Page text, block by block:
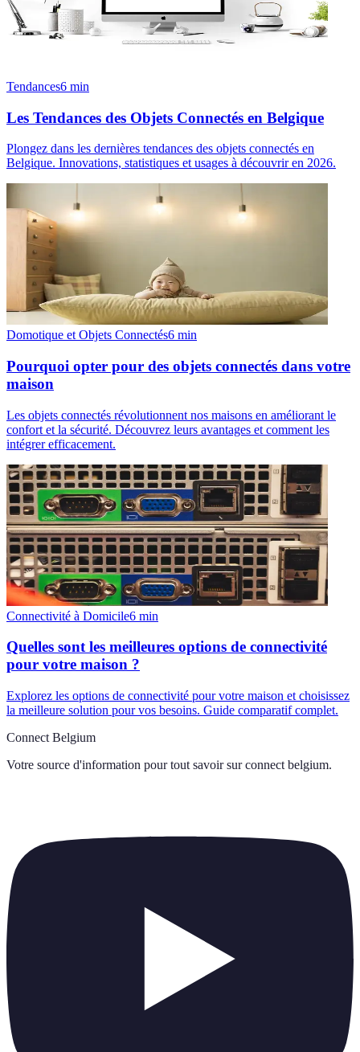
Tendances6 min
Les Tendances des Objets Connectés en Belgique
Plongez dans les dernières tendances des objets connectés en
Belgique. Innovations, statistiques et usages à découvrir en 2026.
Domotique et Objets Connectés6 min
Pourquoi opter pour des objets connectés dans votre
maison
Les objets connectés révolutionnent nos maisons en améliorant le
confort et la sécurité. Découvrez leurs avantages et comment les
intégrer efficacement.
Connectivité à Domicile6 min
Quelles sont les meilleures options de connectivité
pour votre maison ?
Explorez les options de connectivité pour votre maison et choisissez
la meilleure solution pour vos besoins. Guide comparatif complet.
Connect Belgium
Votre source d'information pour tout savoir sur connect belgium.